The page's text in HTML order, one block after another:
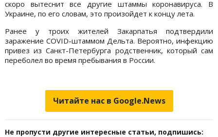
скоро вытеснит все другие штаммы коронавируса. В
Украине, по его словам, это произойдет к концу лета.
Ранее у троих жителей Закарпатья подтвердили
заражение COVID-штаммом Дельта. Вероятно, инфекцию
привез из Санкт-Петербурга родственник, который сам
переболел во время пребывания в России.
Читайте нас в Google.News
Не пропусти другие интересные статьи, подпишись: